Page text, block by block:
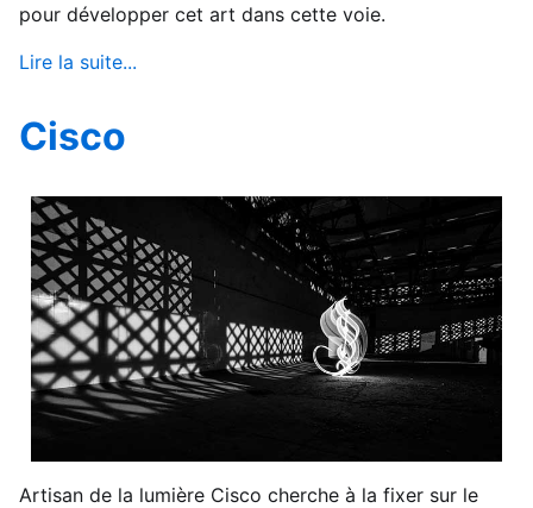
pour développer cet art dans cette voie.
Lire la suite...
Cisco
Artisan de la lumière Cisco cherche à la fixer sur le